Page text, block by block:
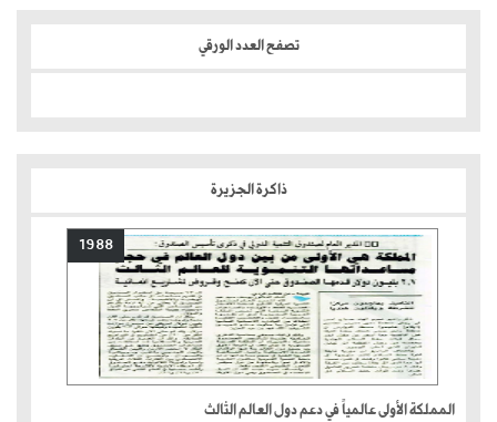
تصفح العدد الورقي
ذاكرة الجزيرة
1988
المملكة الأولى عالمياً في دعم دول العالم الثالث